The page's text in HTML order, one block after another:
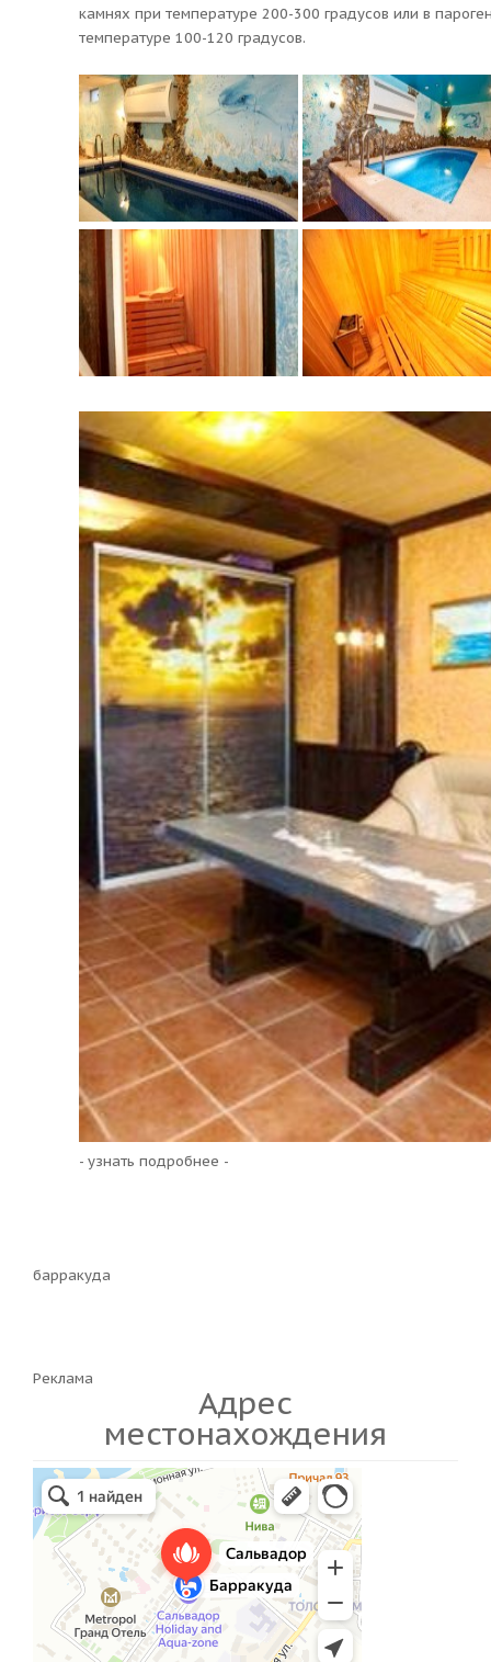
камнях при температуре 200-300 градусов или в
температуре 100-120 градусов.
- узнать подробнее -
барракуда
Реклама
Адрес
местонахождения